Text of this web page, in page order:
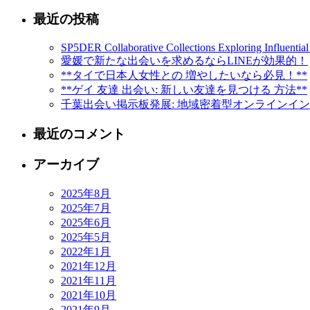
最近の投稿
SP5DER Collaborative Collections Exploring Influential
愛媛で新たな出会いを求めるならLINEが効果的！
**タイで日本人女性との 増やしたいなら必見！**
**ゲイ 友達 出会い: 新しい友達を見つける 方法**
千葉出会い掲示板発展: 地域密着型オンラインイ
最近のコメント
アーカイブ
2025年8月
2025年7月
2025年6月
2025年5月
2022年1月
2021年12月
2021年11月
2021年10月